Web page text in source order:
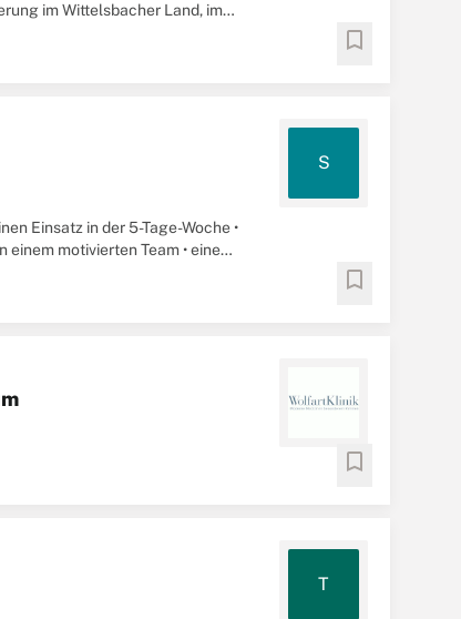
im Wittelsbacher Land, im
bookmark
S
Einsatz in der 5-Tage-Woche •
motivierten Team • eine
bookmark
bookmark
T